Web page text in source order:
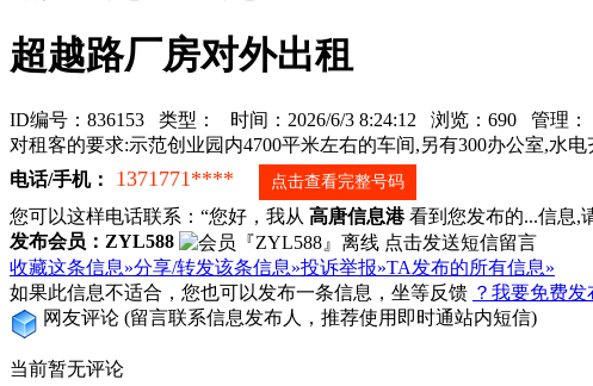
超越路厂房对外出租
ID编号：836153 类型： 时间：2026/6/3 8:24:12 浏览：690 管理：
对租客的要求:示范创业园内4700平米左右的车间,另有300办公室,水
电话/手机：
1371771**** 点击查看完整号码
您可以这样电话联系：“您好，我从 高唐信息港看到您发布的...信息,
发布会员：ZYL588
收藏这条信息»分享/转发该条信息»投诉举报»TA发布的所有信息»
如果此信息不适合，您也可以发布一条信息，坐等反馈 ？我要免费发
网友评论 (留言联系信息发布人，推荐使用即时通站内短信)
当前暂无评论